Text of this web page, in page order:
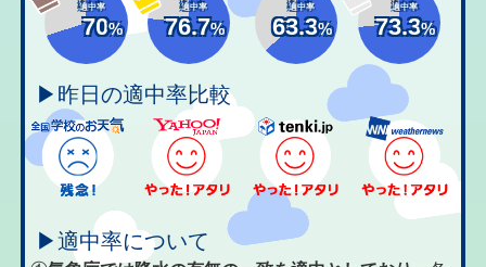
適中率
70%
適中率
76.7%
適中率
63.3%
適中率
73.3%
▶昨日の適中率比較
▶適中率について